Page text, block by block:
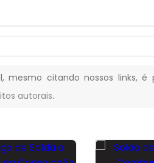
mesmo citando nossos links, é
autorais.